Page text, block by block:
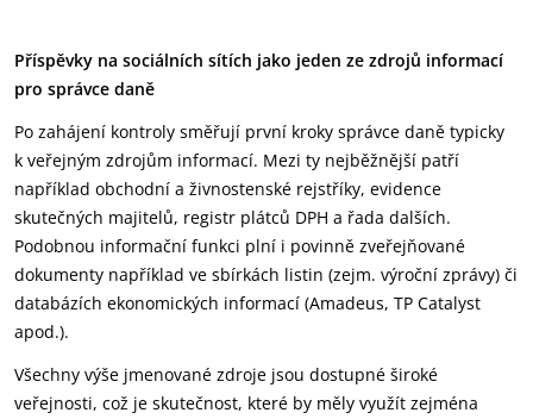
Příspěvky na sociálních sítích jako jeden ze zdrojů informací
pro správce daně
Po zahájení kontroly směřují první kroky správce daně typicky
k veřejným zdrojům informací. Mezi ty nejběžnější patří
například obchodní a živnostenské rejstříky, evidence
skutečných majitelů, registr plátců DPH a řada dalších.
Podobnou informační funkci plní i povinně zveřejňované
dokumenty například ve sbírkách listin (zejm. výroční zprávy) či
databázích ekonomických informací (Amadeus, TP Catalyst
apod.).
Všechny výše jmenované zdroje jsou dostupné široké
veřejnosti, což je skutečnost, které by měly využít zejména